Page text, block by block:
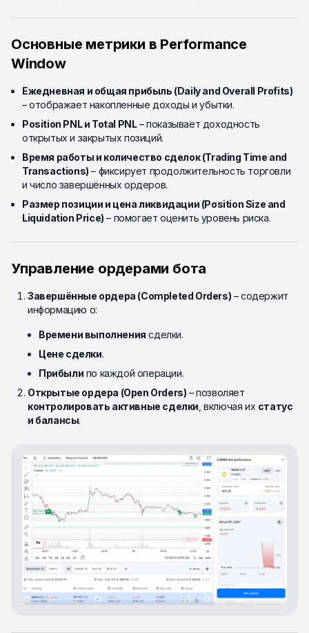
Основные метрики в Performance
Window
Ежедневная и общая прибыль (Daily and Overall Profits)
– отображает накопленные доходы и убытки.
Position PNL и Total PNL– показывает доходность
открытых и закрытых позиций.
Время работы и количество сделок (Trading Time and
Transactions) – фиксирует продолжительность торговли
и число завершённых ордеров.
Размер позиции и цена ликвидации (Position Size and
Liquidation Price) – помогает оценить уровень риска.
Управление ордерами бота
Завершённые ордера (Completed Orders) – содержит
информацию о:
Времени выполнения сделки.
Цене сделки.
Прибыли по каждой операции.
Открытые ордера (Open Orders) – позволяет
контролировать активные сделки , включая их статус
и балансы.